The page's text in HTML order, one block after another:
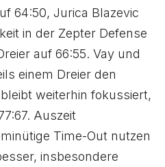
64:50, Jurica Blazevic
in der Zepter Defense
auf 66:55. Vay und
einem Dreier den
weiterhin fokussiert,
Auszeit
Time-Out nutzen
insbesondere